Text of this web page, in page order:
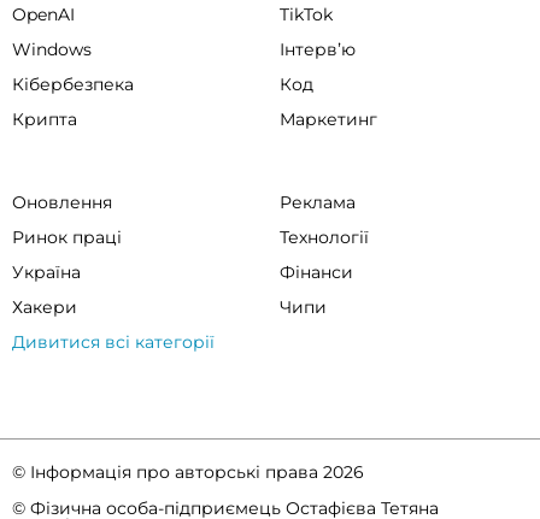
OpenAI
TikTok
Windows
Інтервʼю
Кібербезпека
Код
Крипта
Маркетинг
Оновлення
Реклама
Ринок праці
Технології
Україна
Фінанси
Хакери
Чипи
Дивитися всі категорії
© Інформація про авторські права 2026
© Фізична особа-підприємець Остафієва Тетяна